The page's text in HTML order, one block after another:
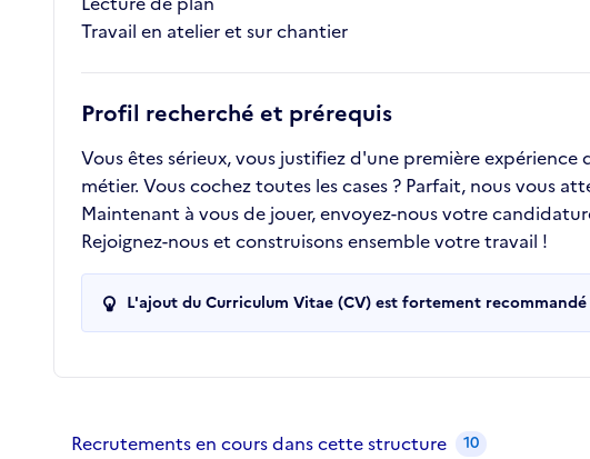
Travail en atelier et sur chantier
Profil recherché et prérequis
Vous êtes sérieux, vous justifiez d'une première
métier. Vous cochez toutes les cases ? Parfait, nous vous
Maintenant à vous de jouer, envoyez-nous votre
Rejoignez-nous et construisons ensemble votre travail !
L'ajout du Curriculum Vitae (CV) est fortement
Recrutements de la structure
Recrutements en cours dans cette structure 10